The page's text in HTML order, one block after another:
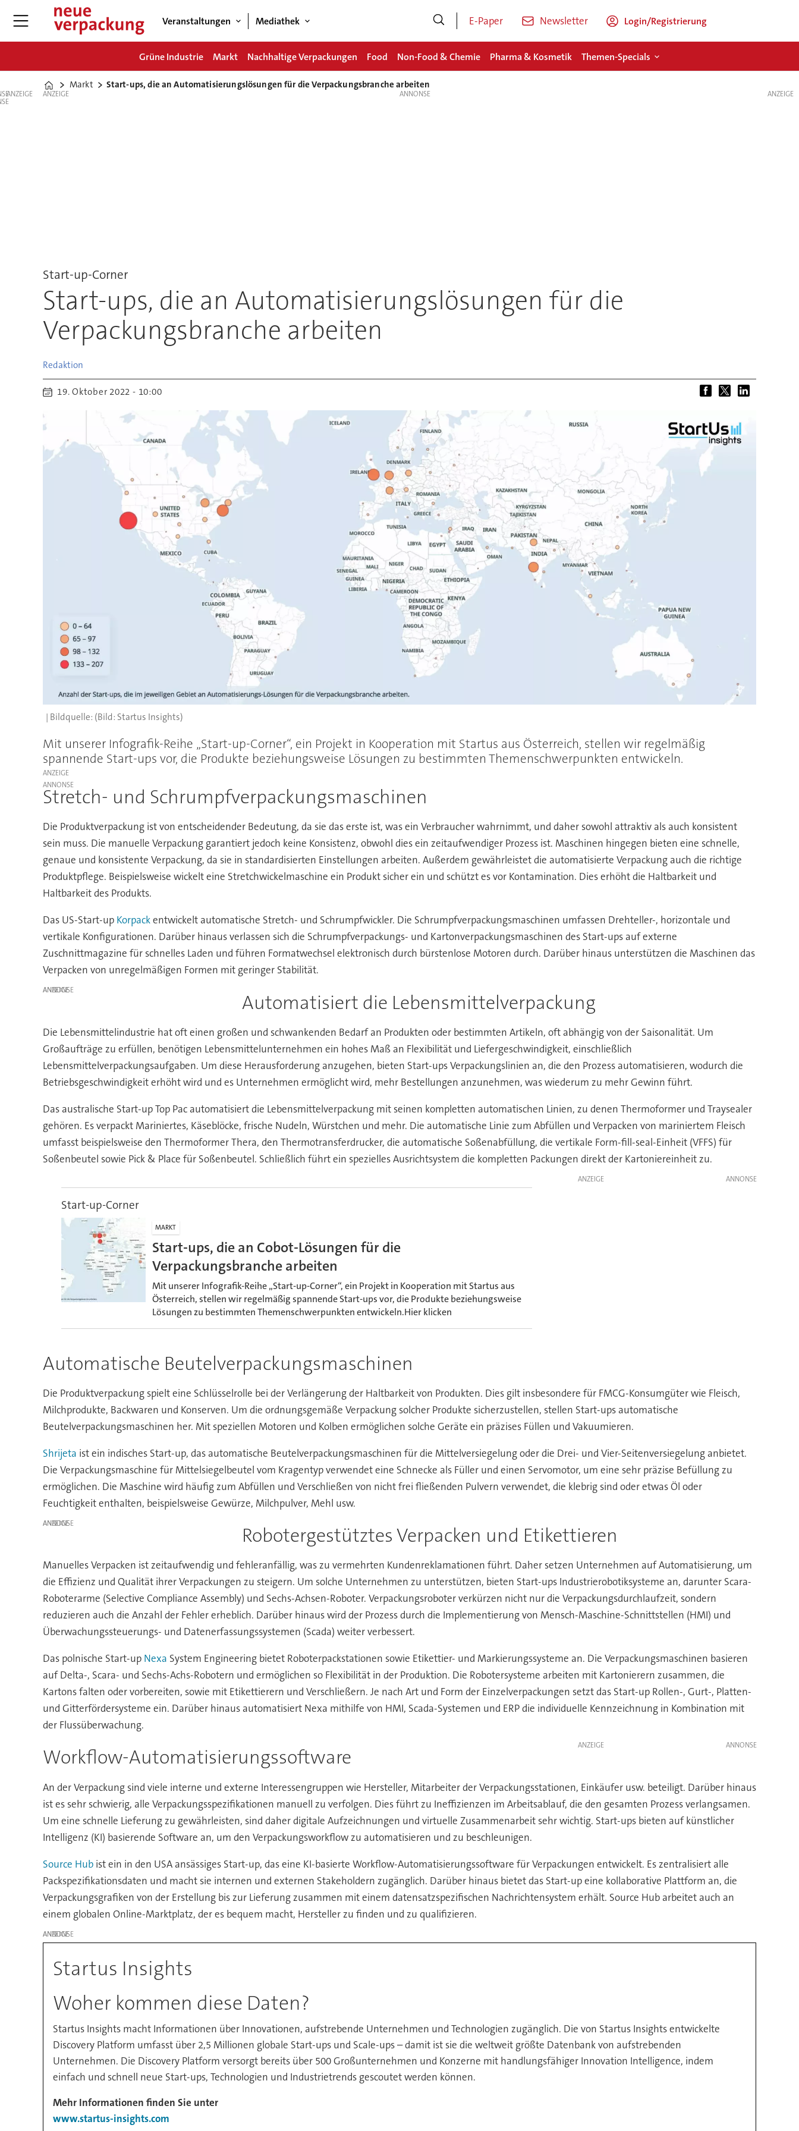
Veranstaltungen Mediathek E-Paper Newsletter Login/Registrierung
Grüne Industrie Markt Nachhaltige Verpackungen Food Non-Food & Chemie Pharma & Kosmetik Themen-Specials
Home
Markt Start-ups, die an Automatisierungslösungen für die Verpackungsbranche arbeiten
ANZEIGE ANZEIGE
Start-up-Corner
Start-ups, die an Automatisierungslösungen für die
Verpackungsbranche arbeiten
Redaktion
19. Oktober 2022 - 10:00
(Bild: Startus Insights)
Mit unserer Infografik-Reihe „Start-up-Corner“, ein Projekt in Kooperation mit Startus aus Österreich, stellen wir regelmäßig
spannende Start-ups vor, die Produkte beziehungsweise Lösungen zu bestimmten Themenschwerpunkten entwickeln.
ANZEIGE
Stretch- und Schrumpfverpackungsmaschinen
Die Produktverpackung ist von entscheidender Bedeutung, da sie das erste ist, was ein Verbraucher wahrnimmt, und daher sowohl attraktiv als auch konsistent
sein muss. Die manuelle Verpackung garantiert jedoch keine Konsistenz, obwohl dies ein zeitaufwendiger Prozess ist. Maschinen hingegen bieten eine schnelle,
genaue und konsistente Verpackung, da sie in standardisierten Einstellungen arbeiten. Außerdem gewährleistet die automatisierte Verpackung auch die richtige
Produktpflege. Beispielsweise wickelt eine Stretchwickelmaschine ein Produkt sicher ein und schützt es vor Kontamination. Dies erhöht die Haltbarkeit und
Haltbarkeit des Produkts.
Das US-Start-up Korpackentwickelt automatische Stretch- und Schrumpfwickler. Die Schrumpfverpackungsmaschinen umfassen Drehteller-, horizontale und
vertikale Konfigurationen. Darüber hinaus verlassen sich die Schrumpfverpackungs- und Kartonverpackungsmaschinen des Start-ups auf externe
Zuschnittmagazine für schnelles Laden und führen Formatwechsel elektronisch durch bürstenlose Motoren durch. Darüber hinaus unterstützen die Maschinen das
Verpacken von unregelmäßigen Formen mit geringer Stabilität.
ANZEIGE Automatisiert die Lebensmittelverpackung
Die Lebensmittelindustrie hat oft einen großen und schwankenden Bedarf an Produkten oder bestimmten Artikeln, oft abhängig von der Saisonalität. Um
Großaufträge zu erfüllen, benötigen Lebensmittelunternehmen ein hohes Maß an Flexibilität und Liefergeschwindigkeit, einschließlich
Lebensmittelverpackungsaufgaben. Um diese Herausforderung anzugehen, bieten Start-ups Verpackungslinien an, die den Prozess automatisieren, wodurch die
Betriebsgeschwindigkeit erhöht wird und es Unternehmen ermöglicht wird, mehr Bestellungen anzunehmen, was wiederum zu mehr Gewinn führt.
Das australische Start-up Top Pac automatisiert die Lebensmittelverpackung mit seinen kompletten automatischen Linien, zu denen Thermoformer und Traysealer
gehören. Es verpackt Mariniertes, Käseblöcke, frische Nudeln, Würstchen und mehr. Die automatische Linie zum Abfüllen und Verpacken von mariniertem Fleisch
umfasst beispielsweise den Thermoformer Thera, den Thermotransferdrucker, die automatische Soßenabfüllung, die vertikale Form-fill-seal-Einheit (VFFS) für
Soßenbeutel sowie Pick & Place für Soßenbeutel. Schließlich führt ein spezielles Ausrichtsystem die kompletten Packungen direkt der Kartoniereinheit zu.
ANZEIGE
Start-up-Corner
MARKT
Start-ups, die an Cobot-Lösungen für die
Verpackungsbranche arbeiten
Mit unserer Infografik-Reihe „Start-up-Corner“, ein Projekt in Kooperation mit Startus aus
Österreich, stellen wir regelmäßig spannende Start-ups vor, die Produkte beziehungsweise
Lösungen zu bestimmten Themenschwerpunkten entwickeln.Hier klicken
Automatische Beutelverpackungsmaschinen
Die Produktverpackung spielt eine Schlüsselrolle bei der Verlängerung der Haltbarkeit von Produkten. Dies gilt insbesondere für FMCG-Konsumgüter wie Fleisch,
Milchprodukte, Backwaren und Konserven. Um die ordnungsgemäße Verpackung solcher Produkte sicherzustellen, stellen Start-ups automatische
Beutelverpackungsmaschinen her. Mit speziellen Motoren und Kolben ermöglichen solche Geräte ein präzises Füllen und Vakuumieren.
Shrijeta ist ein indisches Start-up, das automatische Beutelverpackungsmaschinen für die Mittelversiegelung oder die Drei- und Vier-Seitenversiegelung anbietet.
Die Verpackungsmaschine für Mittelsiegelbeutel vom Kragentyp verwendet eine Schnecke als Füller und einen Servomotor, um eine sehr präzise Befüllung zu
ermöglichen. Die Maschine wird häufig zum Abfüllen und Verschließen von nicht frei fließenden Pulvern verwendet, die klebrig sind oder etwas Öl oder
Feuchtigkeit enthalten, beispielsweise Gewürze, Milchpulver, Mehl usw.
ANZEIGE Robotergestütztes Verpacken und Etikettieren
Manuelles Verpacken ist zeitaufwendig und fehleranfällig, was zu vermehrten Kundenreklamationen führt. Daher setzen Unternehmen auf Automatisierung, um
die Effizienz und Qualität ihrer Verpackungen zu steigern. Um solche Unternehmen zu unterstützen, bieten Start-ups Industrierobotiksysteme an, darunter Scara-
Roboterarme (Selective Compliance Assembly) und Sechs-Achsen-Roboter. Verpackungsroboter verkürzen nicht nur die Verpackungsdurchlaufzeit, sondern
reduzieren auch die Anzahl der Fehler erheblich. Darüber hinaus wird der Prozess durch die Implementierung von Mensch-Maschine-Schnittstellen (HMI) und
Überwachungssteuerungs- und Datenerfassungssystemen (Scada) weiter verbessert.
Das polnische Start-up Nexa System Engineering bietet Roboterpackstationen sowie Etikettier- und Markierungssysteme an. Die Verpackungsmaschinen basieren
auf Delta-, Scara- und Sechs-Achs-Robotern und ermöglichen so Flexibilität in der Produktion. Die Robotersysteme arbeiten mit Kartonierern zusammen, die
Kartons falten oder vorbereiten, sowie mit Etikettierern und Verschließern. Je nach Art und Form der Einzelverpackungen setzt das Start-up Rollen-, Gurt-, Platten-
und Gitterfördersysteme ein. Darüber hinaus automatisiert Nexa mithilfe von HMI, Scada-Systemen und ERP die individuelle Kennzeichnung in Kombination mit
der Flussüberwachung.
ANZEIGE
Workflow-Automatisierungssoftware
An der Verpackung sind viele interne und externe Interessengruppen wie Hersteller, Mitarbeiter der Verpackungsstationen, Einkäufer usw. beteiligt. Darüber hinaus
ist es sehr schwierig, alle Verpackungsspezifikationen manuell zu verfolgen. Dies führt zu Ineffizienzen im Arbeitsablauf, die den gesamten Prozess verlangsamen.
Um eine schnelle Lieferung zu gewährleisten, sind daher digitale Aufzeichnungen und virtuelle Zusammenarbeit sehr wichtig. Start-ups bieten auf künstlicher
Intelligenz (KI) basierende Software an, um den Verpackungsworkflow zu automatisieren und zu beschleunigen.
Source Hubist ein in den USA ansässiges Start-up, das eine KI-basierte Workflow-Automatisierungssoftware für Verpackungen entwickelt. Es zentralisiert alle
Packspezifikationsdaten und macht sie internen und externen Stakeholdern zugänglich. Darüber hinaus bietet das Start-up eine kollaborative Plattform an, die
Verpackungsgrafiken von der Erstellung bis zur Lieferung zusammen mit einem datensatzspezifischen Nachrichtensystem erhält. Source Hub arbeitet auch an
einem globalen Online-Marktplatz, der es bequem macht, Hersteller zu finden und zu qualifizieren.
ANZEIGE
Startus Insights
Woher kommen diese Daten?
Startus Insights macht Informationen über Innovationen, aufstrebende Unternehmen und Technologien zugänglich. Die von Startus Insights entwickelte
Discovery Platform umfasst über 2,5 Millionen globale Start-ups und Scale-ups – damit ist sie die weltweit größte Datenbank von aufstrebenden
Unternehmen. Die Discovery Platform versorgt bereits über 500 Großunternehmen und Konzerne mit handlungsfähiger Innovation Intelligence, indem
einfach und schnell neue Start-ups, Technologien und Industrietrends gescoutet werden können.
Mehr Informationen finden Sie unter
www.startus-insights.com
ANZEIGE